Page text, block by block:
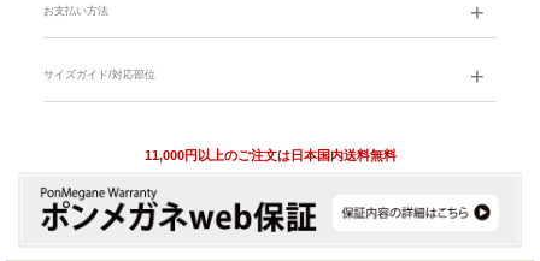
お支払い方法
サイズガイド/対応部位
11,000円以上のご注文は日本国内送料無料